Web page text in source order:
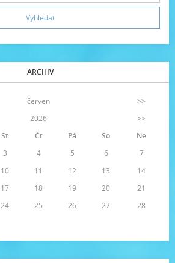
ARCHIV
červen
>>
2026
>>
St Čt Pá So
Ne
3 4 5 6
7
10 11 12 13
14
17 18 19 20
21
24 25 26 27
28